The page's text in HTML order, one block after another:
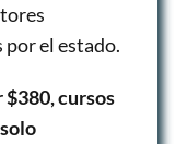
el estado.
cursos